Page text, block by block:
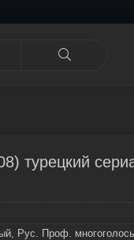
турецкий
Рус. Проф.